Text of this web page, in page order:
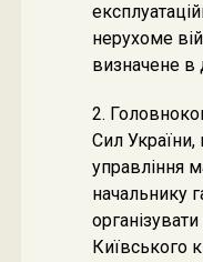
нерухоме
визначене в
2.
Сил України,
управління
начальнику
Київського